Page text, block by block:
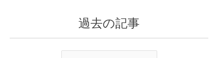
過去の記事